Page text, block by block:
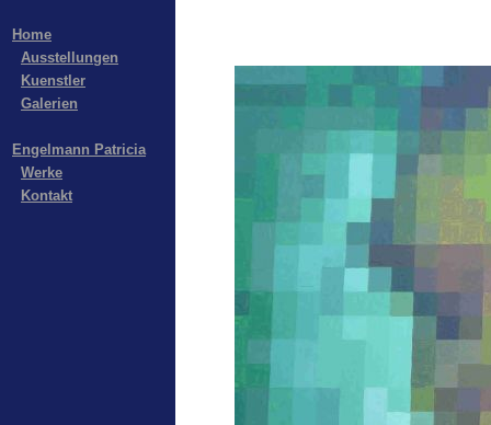
Home
Ausstellungen
Kuenstler
Galerien
Engelmann Patricia
Werke
Kontakt